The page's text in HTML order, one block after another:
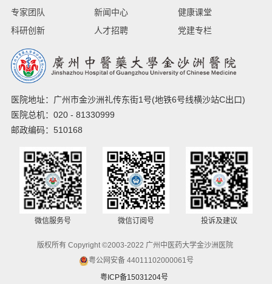
专家团队
新闻中心
健康课堂
科研创新
人才招聘 党建专栏
医院地址：广州市金沙洲礼传东街1号(地铁6号线横沙站C出口)
医院总机：020 - 81330999
邮政编码：510168
微信服务号 微信订阅号 投诉及建议
版权所有 Copyright ©2003-2022 广州中医药大学金沙洲医院
粤公网安备 44011102000061号
粤ICP备15031204号